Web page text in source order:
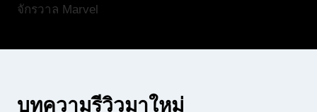
จักรวาล Marvel
บทความรีวิวมาใหม่